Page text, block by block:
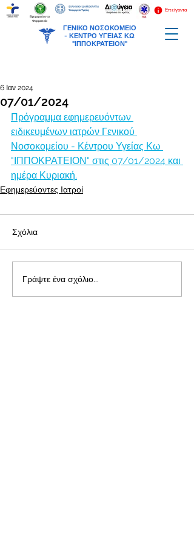
ΓΕΝΙΚΟ ΝΟΣΟΚΟΜΕΙΟ
- ΚΕΝΤΡΟ ΥΓΕΙΑΣ ΚΩ
"ΙΠΠΟΚΡΑΤΕΙΟΝ"
Επείγοντα
Εφημερεύοντα
Φαρμακεία
07/01/2024
6 Ιαν 2024
Πρόγραμμα εφημερευόντων
ειδικευμένων ιατρών Γενικού
Νοσοκομείου - Κέντρου Υγείας Κω
"ΙΠΠΟΚΡΑΤΕΙΟΝ" στις 07/01/2024 και
ημέρα Κυριακή.
Εφημερεύοντες Ιατροί
Σχόλια
Γράψτε ένα σχόλιο...